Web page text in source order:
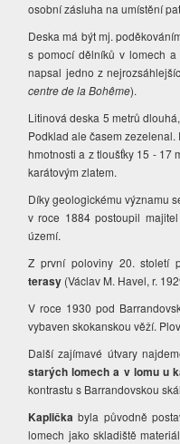
osobní zásluha na umístění
Deska má být mj.
s pomocí dělníků v lomech
napsal jedno z
centre de la Bohême).
Litinová deska 5 metrů
Podklad ale časem
hmotnosti a z tloušťky 15 - 17
karátovým zlatem.
Díky geologickému významu
v roce 1884 postoupil
území.
Z první poloviny 20. století
terasy (Václav M. Havel, r.
V roce 1930 pod
vybaven skokanskou věží.
Další zajímavé útvary
starých lomech a v lomu u
kontrastu s Barrandovskou
Kaplička byla původně
lomech jako skladiště